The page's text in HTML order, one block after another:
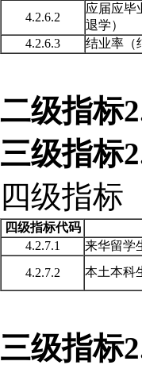
4.2.6.2
应届应毕
退学）
4.2.6.3
结业率（
二级指标
三级指标
四级指标
四级指标代码
4.2.7.1
来华留学
4.2.7.2
本土本科
三级指标